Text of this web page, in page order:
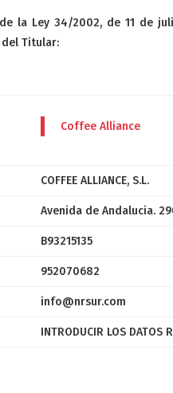
la Ley 34/2002, de 11 de
Titular:
Coffee Alliance
COFFEE ALLIANCE, S.L.
Avenida de Andalucia.
B93215135
952070682
info@nrsur.com
INTRODUCIR LOS DATOS